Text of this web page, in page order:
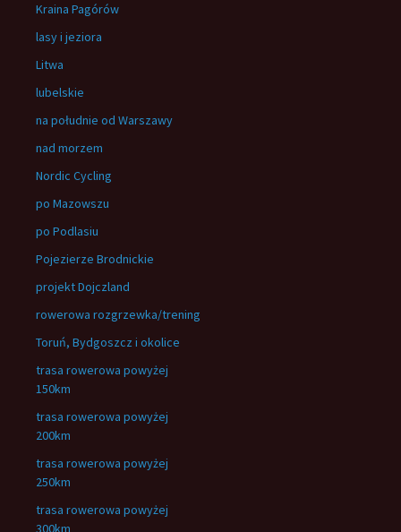
Kraina Pagórów
lasy i jeziora
Litwa
lubelskie
na południe od Warszawy
nad morzem
Nordic Cycling
po Mazowszu
po Podlasiu
Pojezierze Brodnickie
projekt Dojczland
rowerowa rozgrzewka/trening
Toruń, Bydgoszcz i okolice
trasa rowerowa powyżej
150km
trasa rowerowa powyżej
200km
trasa rowerowa powyżej
250km
trasa rowerowa powyżej
300km